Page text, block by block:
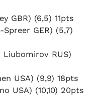
GBR) (6,5) 11pts
GER) (5,7)
Liubomirov RUS)
USA) (9,9) 18pts
USA) (10,10) 20pts